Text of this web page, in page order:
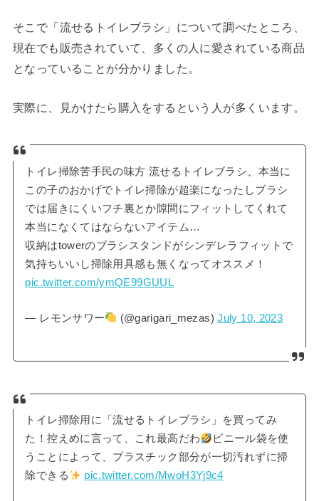
そこで「流せるトイレブラシ」について調べたところ、
現在でも販売されていて、多くの人に愛されている商品
となっていることが分かりました。
実際に、見かけたら購入をするという人が多くいます。
トイレ掃除苦手民の味方 流せるトイレブラシ、本当に
この子のおかげでトイレ掃除が超楽になったしブラシ
では届きにくいフチ裏とか隙間にフィットしてくれて
本当になくてはならないアイテム…
収納はtowerのブラシスタンドがシンデレラフィットで
気持ちいいし掃除用具感も無くなってオススメ！
pic.twitter.com/ymQE99GUUL
— レモンサワー (@garigari_mezas)July 10, 2023
トイレ掃除用に「流せるトイレブラシ」を買ってみ
た！控えめに言って、これ最高だわ
ビニール袋を使
うことによって、プラスチック部分が一切汚れずに掃
除できる
pic.twitter.com/MwoH3Yj9c4